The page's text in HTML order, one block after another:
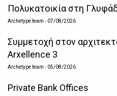
Πολυκατοικία στη
Archetype team - 07/08/2026
Συμμετοχή στον
Arxellence 3
Archetype team - 05/08/2026
Private Bank Offices